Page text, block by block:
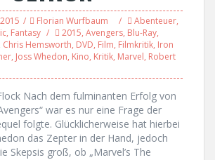
Florian Wurfbaum Abenteuer,
, Fantasy 2015, Avengers, Blu-Ray,
Chris Hemsworth, DVD, Film, Filmkritik, Iron
, Joss Whedon, Kino, Kritik, Marvel, Robert
Nach dem fulminanten Erfolg von
war es nur eine Frage der
folgte. Glücklicherweise hat hierbei
das Zepter in der Hand, jedoch
Skepsis groß, ob „Marvel’s The